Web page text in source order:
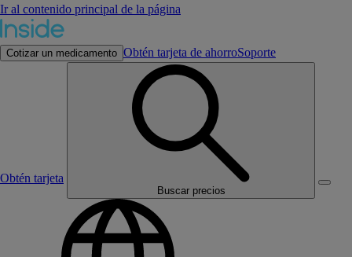
Ir al contenido principal de la página
Cotizar un medicamento Obtén tarjeta de ahorroSoporte
Obtén tarjeta
Buscar precios